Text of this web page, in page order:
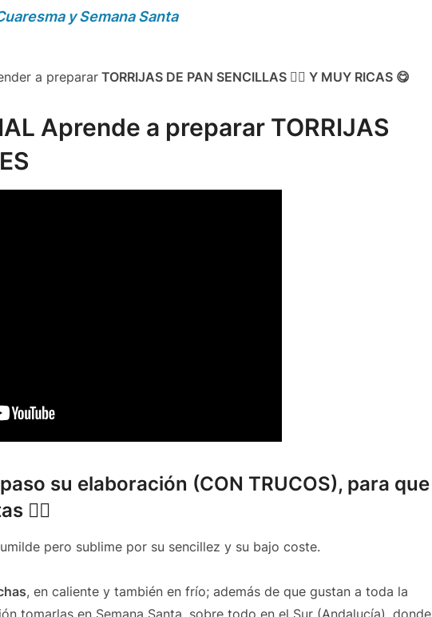
y Semana Santa
a prepararTORRIJAS DE PAN SENCILLAS 👍🏻 Y MUY RICAS 😋
Aprende a preparar TORRIJAS
su elaboración (CON TRUCOS), para que
👌🏻
pero sublime por su sencillez y su bajo coste.
, en caliente y también en frío; además de que gustan a toda la
tomarlas en Semana Santa, sobre todo en el Sur (Andalucía), donde